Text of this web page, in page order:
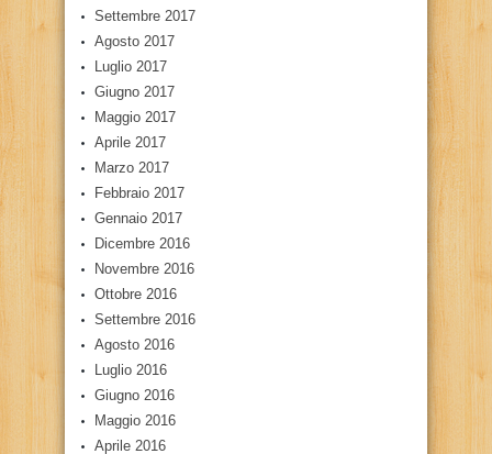
Settembre 2017
Agosto 2017
Luglio 2017
Giugno 2017
Maggio 2017
Aprile 2017
Marzo 2017
Febbraio 2017
Gennaio 2017
Dicembre 2016
Novembre 2016
Ottobre 2016
Settembre 2016
Agosto 2016
Luglio 2016
Giugno 2016
Maggio 2016
Aprile 2016